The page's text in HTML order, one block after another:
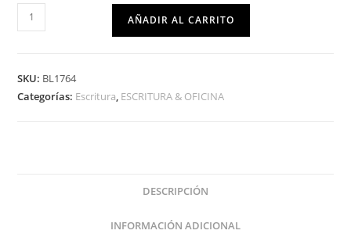
AÑADIR AL CARRITO
SKU: BL1764
Categorías: Escritura, ESCRITURA & OFICINA
DESCRIPCIÓN
INFORMACIÓN ADICIONAL